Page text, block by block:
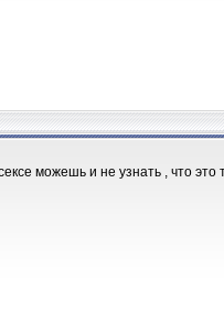
можешь и не узнать , что это